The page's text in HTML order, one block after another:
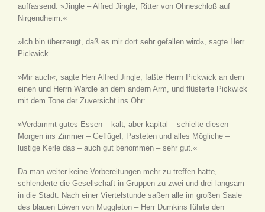
auffassend. »Jingle – Alfred Jingle, Ritter von Ohneschloß auf
Nirgendheim.«
»Ich bin überzeugt, daß es mir dort sehr gefallen wird«, sagte Herr
Pickwick.
»Mir auch«, sagte Herr Alfred Jingle, faßte Herrn Pickwick an dem
einen und Herrn Wardle an dem andern Arm, und flüsterte Pickwick
mit dem Tone der Zuversicht ins Ohr:
»Verdammt gutes Essen – kalt, aber kapital – schielte diesen
Morgen ins Zimmer – Geflügel, Pasteten und alles Mögliche –
lustige Kerle das – auch gut benommen – sehr gut.«
Da man weiter keine Vorbereitungen mehr zu treffen hatte,
schlenderte die Gesellschaft in Gruppen zu zwei und drei langsam
in die Stadt. Nach einer Viertelstunde saßen alle im großen Saale
des blauen Löwen von Muggleton – Herr Dumkins führte den